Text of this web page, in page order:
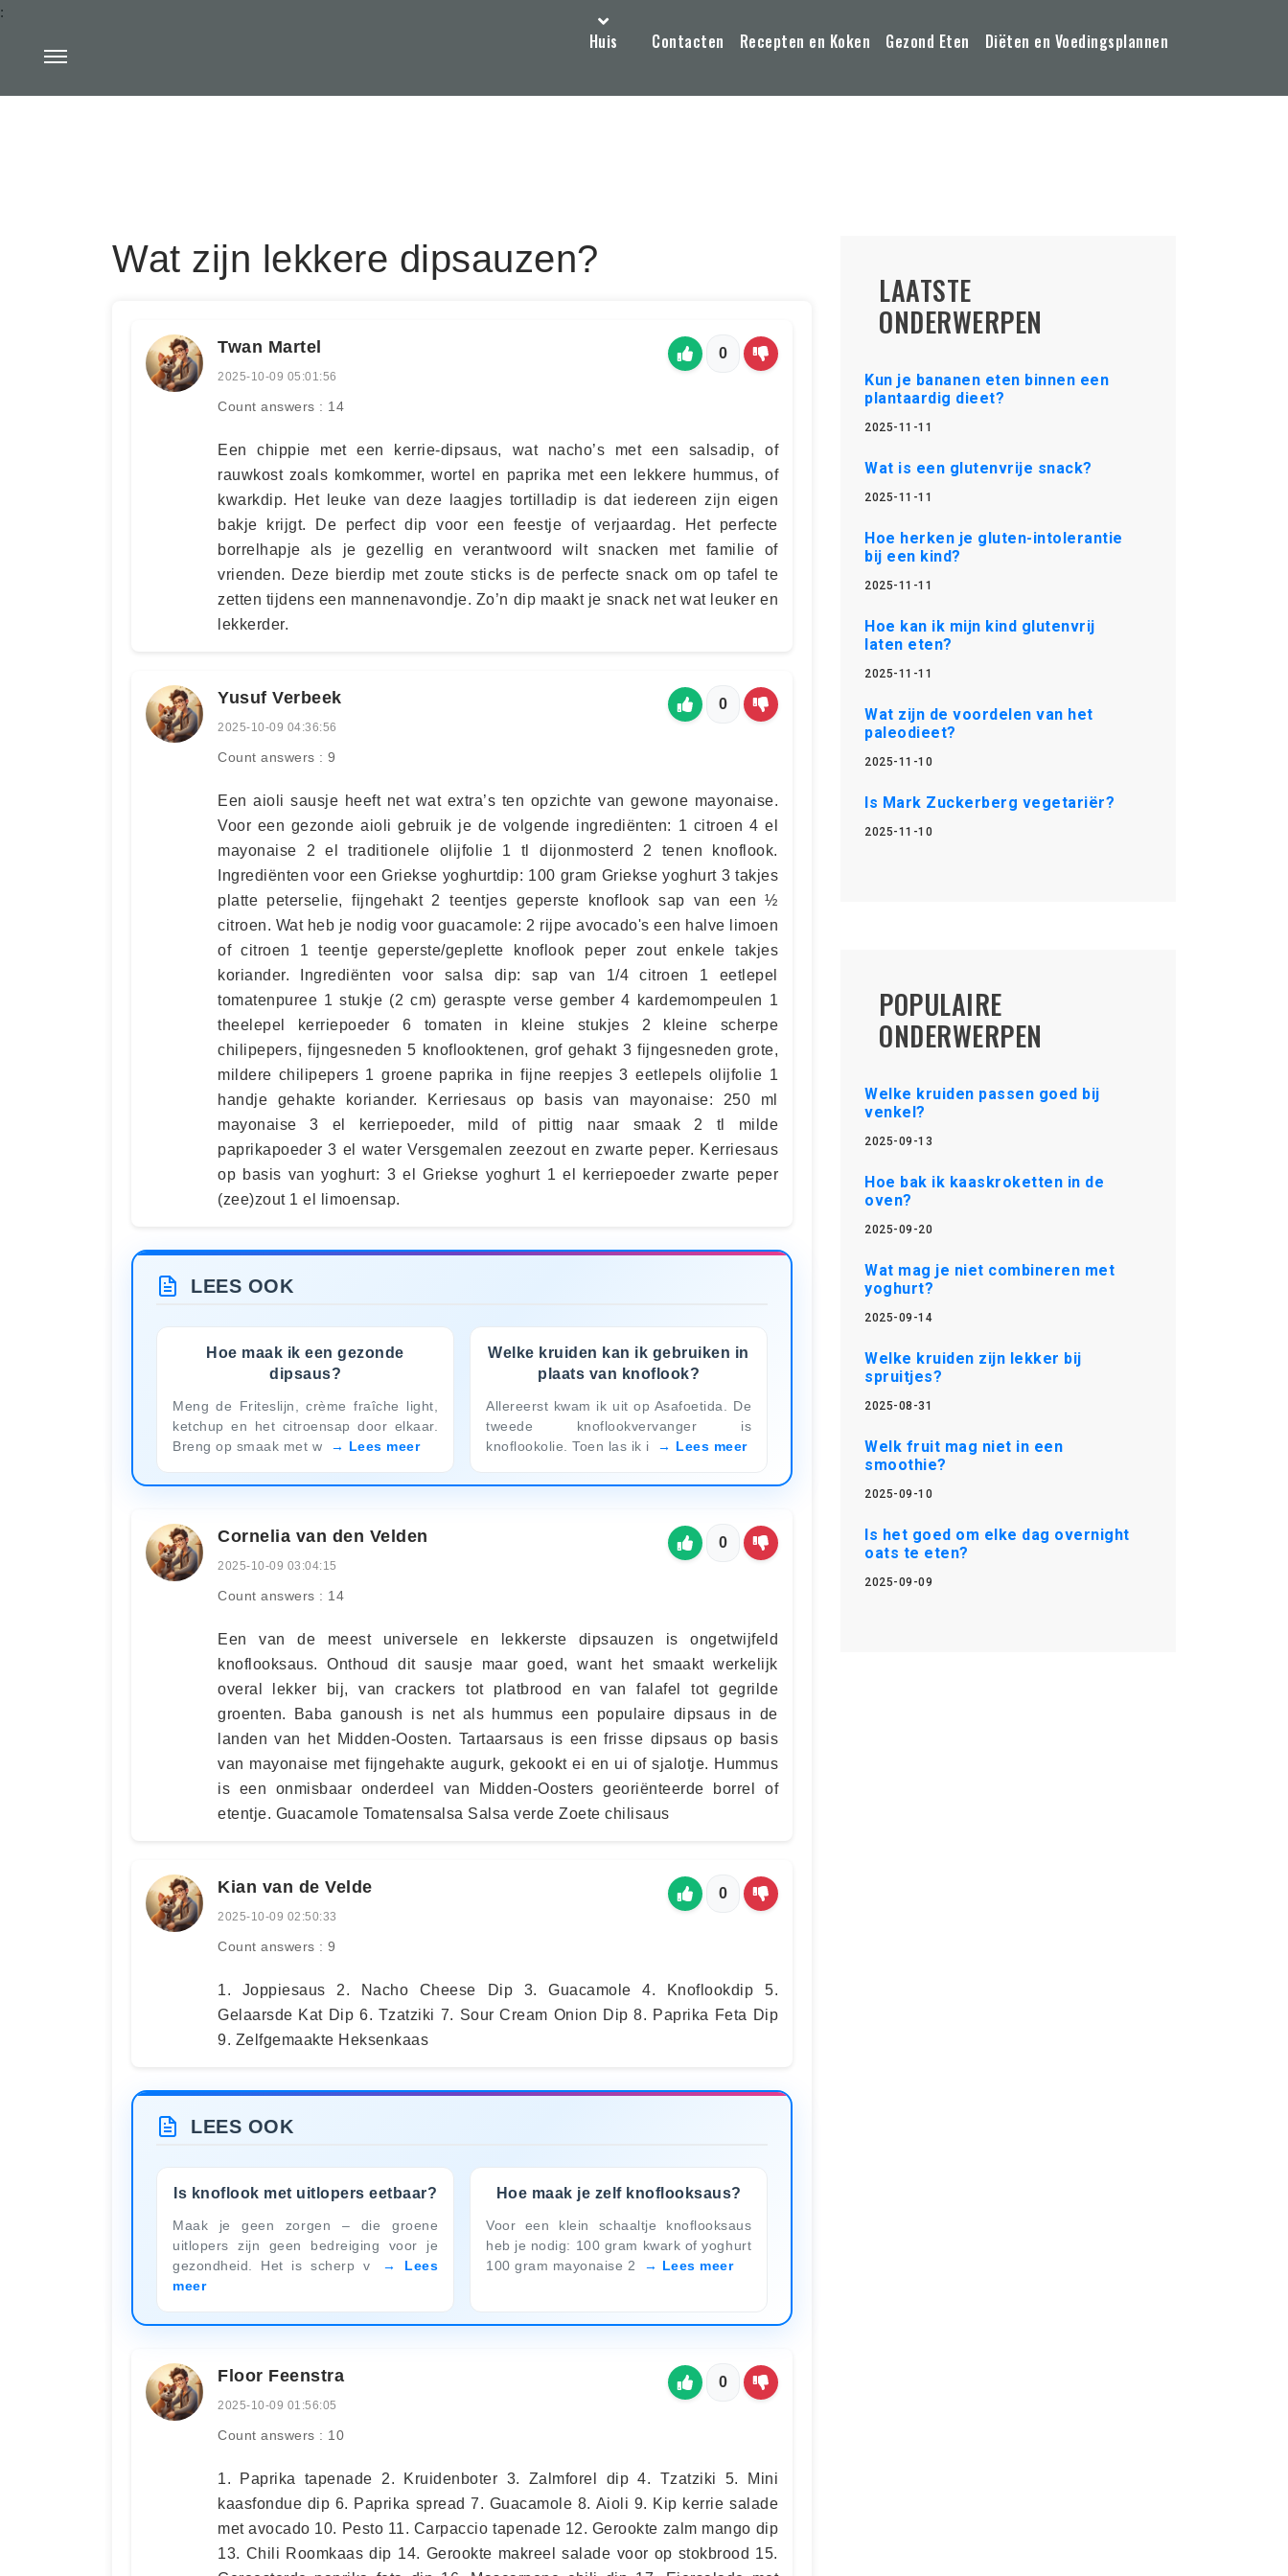
Huis Contacten Recepten en Koken Gezond Eten Diëten en Voedingsplannen
:
Wat zijn lekkere dipsauzen?
Twan Martel
2025-10-09 05:01:56
Count answers : 14
0
Een chippie met een kerrie-dipsaus, wat nacho’s met een salsadip, of
rauwkost zoals komkommer, wortel en paprika met een lekkere hummus, of
kwarkdip. Het leuke van deze laagjes tortilladip is dat iedereen zijn eigen
bakje krijgt. De perfect dip voor een feestje of verjaardag. Het perfecte
borrelhapje als je gezellig en verantwoord wilt snacken met familie of
vrienden. Deze bierdip met zoute sticks is de perfecte snack om op tafel te
zetten tijdens een mannenavondje. Zo’n dip maakt je snack net wat leuker en
lekkerder.
Yusuf Verbeek
2025-10-09 04:36:56
Count answers : 9
0
Een aioli sausje heeft net wat extra’s ten opzichte van gewone mayonaise.
Voor een gezonde aioli gebruik je de volgende ingrediënten: 1 citroen 4 el
mayonaise 2 el traditionele olijfolie 1 tl dijonmosterd 2 tenen knoflook.
Ingrediënten voor een Griekse yoghurtdip: 100 gram Griekse yoghurt 3 takjes
platte peterselie, fijngehakt 2 teentjes geperste knoflook sap van een ½
citroen. Wat heb je nodig voor guacamole: 2 rijpe avocado's een halve limoen
of citroen 1 teentje geperste/geplette knoflook peper zout enkele takjes
koriander. Ingrediënten voor salsa dip: sap van 1/4 citroen 1 eetlepel
tomatenpuree 1 stukje (2 cm) geraspte verse gember 4 kardemompeulen 1
theelepel kerriepoeder 6 tomaten in kleine stukjes 2 kleine scherpe
chilipepers, fijngesneden 5 knoflooktenen, grof gehakt 3 fijngesneden grote,
mildere chilipepers 1 groene paprika in fijne reepjes 3 eetlepels olijfolie 1
handje gehakte koriander. Kerriesaus op basis van mayonaise: 250 ml
mayonaise 3 el kerriepoeder, mild of pittig naar smaak 2 tl milde
paprikapoeder 3 el water Versgemalen zeezout en zwarte peper. Kerriesaus
op basis van yoghurt: 3 el Griekse yoghurt 1 el kerriepoeder zwarte peper
(zee)zout 1 el limoensap.
LEES OOK
Hoe maak ik een gezonde
dipsaus?
Meng de Friteslijn, crème fraîche light,
ketchup en het citroensap door elkaar.
Breng op smaak met w
Lees meer
Welke kruiden kan ik gebruiken in
plaats van knoflook?
Allereerst kwam ik uit op Asafoetida. De
tweede knoflookvervanger is
knoflookolie. Toen las ik i
Lees meer
Cornelia van den Velden
2025-10-09 03:04:15
Count answers : 14
0
Een van de meest universele en lekkerste dipsauzen is ongetwijfeld
knoflooksaus. Onthoud dit sausje maar goed, want het smaakt werkelijk
overal lekker bij, van crackers tot platbrood en van falafel tot gegrilde
groenten. Baba ganoush is net als hummus een populaire dipsaus in de
landen van het Midden-Oosten. Tartaarsaus is een frisse dipsaus op basis
van mayonaise met fijngehakte augurk, gekookt ei en ui of sjalotje. Hummus
is een onmisbaar onderdeel van Midden-Oosters georiënteerde borrel of
etentje. Guacamole Tomatensalsa Salsa verde Zoete chilisaus
Kian van de Velde
2025-10-09 02:50:33
Count answers : 9
0
1. Joppiesaus 2. Nacho Cheese Dip 3. Guacamole 4. Knoflookdip 5.
Gelaarsde Kat Dip 6. Tzatziki 7. Sour Cream Onion Dip 8. Paprika Feta Dip
9. Zelfgemaakte Heksenkaas
LEES OOK
Is knoflook met uitlopers eetbaar?
Maak je geen zorgen – die groene
uitlopers zijn geen bedreiging voor je
gezondheid. Het is scherp v
Lees
meer
Hoe maak je zelf knoflooksaus?
Voor een klein schaaltje knoflooksaus
heb je nodig: 100 gram kwark of yoghurt
100 gram mayonaise 2
Lees meer
Floor Feenstra
2025-10-09 01:56:05
Count answers : 10
0
1. Paprika tapenade 2. Kruidenboter 3. Zalmforel dip 4. Tzatziki 5. Mini
kaasfondue dip 6. Paprika spread 7. Guacamole 8. Aioli 9. Kip kerrie salade
met avocado 10. Pesto 11. Carpaccio tapenade 12. Gerookte zalm mango dip
13. Chili Roomkaas dip 14. Gerookte makreel salade voor op stokbrood 15.
LAATSTE
ONDERWERPEN
Kun je bananen eten binnen een
plantaardig dieet?
2025-11-11
Wat is een glutenvrije snack?
2025-11-11
Hoe herken je gluten-intolerantie
bij een kind?
2025-11-11
Hoe kan ik mijn kind glutenvrij
laten eten?
2025-11-11
Wat zijn de voordelen van het
paleodieet?
2025-11-10
Is Mark Zuckerberg vegetariër?
2025-11-10
POPULAIRE
ONDERWERPEN
Welke kruiden passen goed bij
venkel?
2025-09-13
Hoe bak ik kaaskroketten in de
oven?
2025-09-20
Wat mag je niet combineren met
yoghurt?
2025-09-14
Welke kruiden zijn lekker bij
spruitjes?
2025-08-31
Welk fruit mag niet in een
smoothie?
2025-09-10
Is het goed om elke dag overnight
oats te eten?
2025-09-09